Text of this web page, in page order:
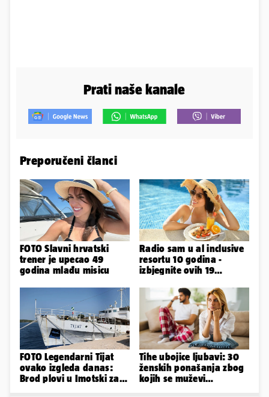
Prati naše kanale
Preporučeni članci
FOTO Slavni hrvatski
trener je upecao 49
godina mlađu misicu
Radio sam u al inclusive
resortu 10 godina -
izbjegnite ovih 19
FOTO Legendarni Tijat
ovako izgleda danas:
Brod plovi u Imotski za
Tihe ubojice ljubavi: 30
ženskih ponašanja zbog
kojih se muževi